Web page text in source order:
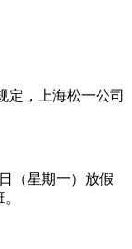
定，上海松一公司
（星期一）放假